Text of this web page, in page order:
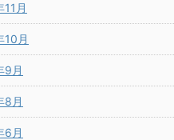
月
10月
9月
8月
6月